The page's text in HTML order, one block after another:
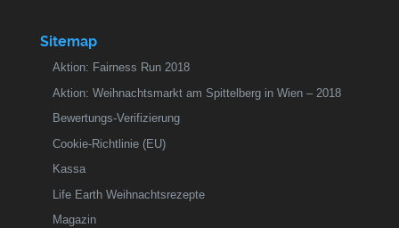
Sitemap
Aktion: Fairness Run 2018
Aktion: Weihnachtsmarkt am Spittelberg in Wien – 2018
Bewertungs-Verifizierung
Cookie-Richtlinie (EU)
Kassa
Life Earth Weihnachtsrezepte
Magazin